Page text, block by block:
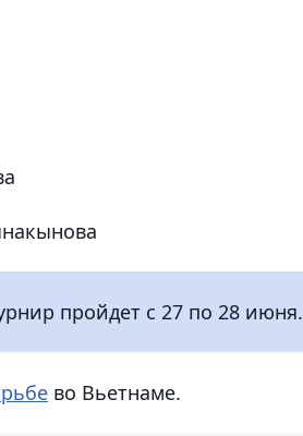
пройдет с 27 по 28 июня.
во Вьетнаме.